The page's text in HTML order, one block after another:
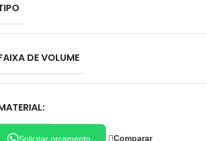
DE VOLUME
Solicitar orçamento Comparar